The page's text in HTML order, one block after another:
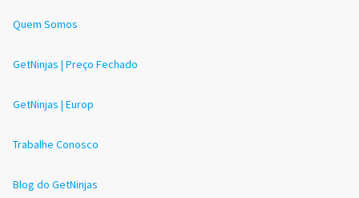
Quem Somos
GetNinjas | Preço Fechado
GetNinjas | Europ
Trabalhe Conosco
Blog do GetNinjas